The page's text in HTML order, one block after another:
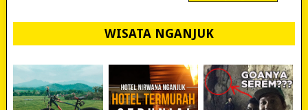
WISATA NGANJUK